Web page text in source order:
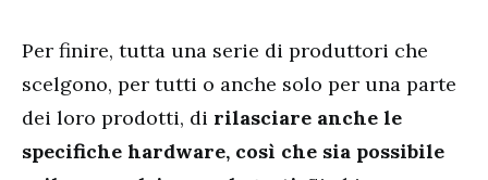
Per finire, tutta una serie di produttori che
scelgono, per tutti o anche solo per una parte
dei loro prodotti, di rilasciare anche le
specifiche hardware, così che sia possibile